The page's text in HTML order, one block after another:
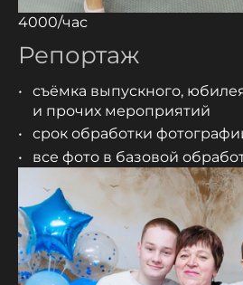
4000/час
Репортаж
съёмка выпускного,
и прочих мероприятий
срок обработки
все фото в базовой